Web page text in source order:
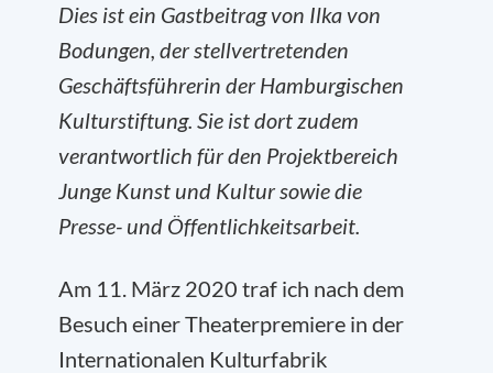
Dies ist ein Gastbeitrag von Ilka von
Bodungen, der stellvertretenden
Geschäftsführerin der Hamburgischen
Kulturstiftung. Sie ist dort zudem
verantwortlich für den Projektbereich
Junge Kunst und Kultur sowie die
Presse- und Öffentlichkeitsarbeit.
Am 11. März 2020 traf ich nach dem
Besuch einer Theaterpremiere in der
Internationalen Kulturfabrik